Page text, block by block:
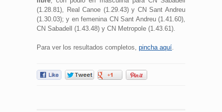
(1.28.81), Real Canoe (1.29.43) y CN Sant Andreu
(1.30.03); y en femenina CN Sant Andreu (1.41.60),
CN Sabadell (1.43.48) y CN Metropole (1.43.61).
Para ver los resultados completos, pincha aquí.